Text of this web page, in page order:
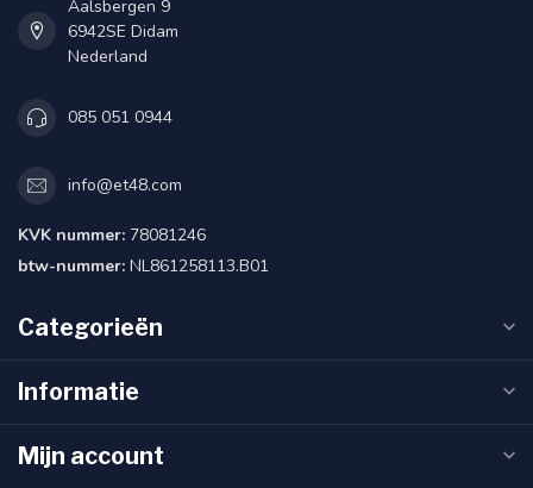
Aalsbergen 9
6942SE Didam
Nederland
085 051 0944
info@et48.com
KVK nummer: 78081246
btw-nummer: NL861258113.B01
Categorieën
Informatie
Mijn account